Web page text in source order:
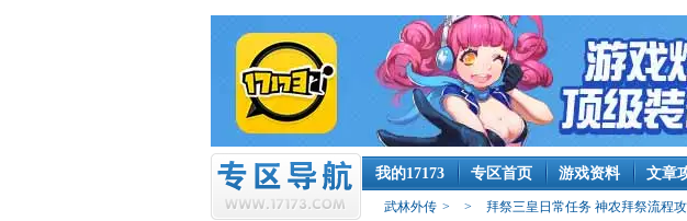
我的17173 专区首页 游戏资料 文章
武林外传 > > 拜祭三皇日常任务 神农拜祭流程